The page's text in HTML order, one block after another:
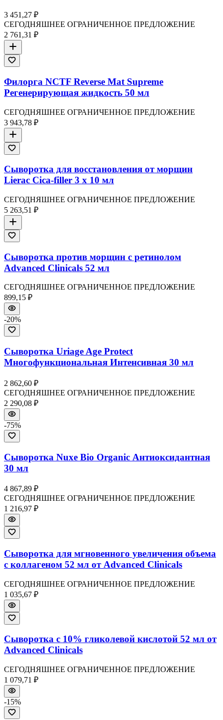
3 451,27 ₽
СЕГОДНЯШНЕЕ ОГРАНИЧЕННОЕ ПРЕДЛОЖЕНИЕ
2 761,31 ₽
Филорга NCTF Reverse Mat Supreme
Регенерирующая жидкость 50 мл
СЕГОДНЯШНЕЕ ОГРАНИЧЕННОЕ ПРЕДЛОЖЕНИЕ
3 943,78 ₽
Сыворотка для восстановления от морщин
Lierac Cica-filler 3 x 10 мл
СЕГОДНЯШНЕЕ ОГРАНИЧЕННОЕ ПРЕДЛОЖЕНИЕ
5 263,51 ₽
Сыворотка против морщин с ретинолом
Advanced Clinicals 52 мл
СЕГОДНЯШНЕЕ ОГРАНИЧЕННОЕ ПРЕДЛОЖЕНИЕ
899,15 ₽
-20%
Сыворотка Uriage Age Protect
Многофункциональная Интенсивная 30 мл
2 862,60 ₽
СЕГОДНЯШНЕЕ ОГРАНИЧЕННОЕ ПРЕДЛОЖЕНИЕ
2 290,08 ₽
-75%
Сыворотка Nuxe Bio Organic Антиоксидантная
30 мл
4 867,89 ₽
СЕГОДНЯШНЕЕ ОГРАНИЧЕННОЕ ПРЕДЛОЖЕНИЕ
1 216,97 ₽
Сыворотка для мгновенного увеличения объема
с коллагеном 52 мл от Advanced Clinicals
СЕГОДНЯШНЕЕ ОГРАНИЧЕННОЕ ПРЕДЛОЖЕНИЕ
1 035,67 ₽
Сыворотка с 10% гликолевой кислотой 52 мл от
Advanced Clinicals
СЕГОДНЯШНЕЕ ОГРАНИЧЕННОЕ ПРЕДЛОЖЕНИЕ
1 079,71 ₽
-15%